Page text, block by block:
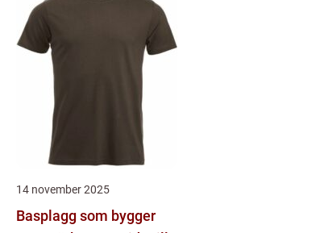
14 november 2025
Basplagg som bygger